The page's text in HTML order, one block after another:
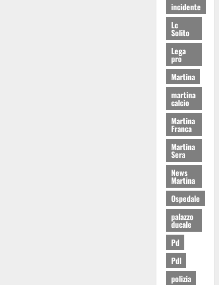
incidente
Lc
Solito
Lega
pro
Martina
martina
calcio
Martina
Franca
Martina
Sera
News
Martina
Ospedale
palazzo
ducale
Pd
Pdl
polizia